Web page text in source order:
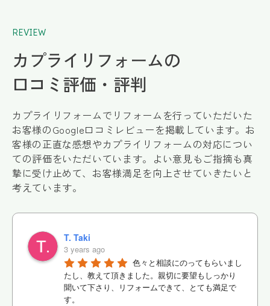
REVIEW
カプライリフォームの
口コミ評価・評判
カプライリフォームでリフォームを行っていただいた
お客様のGoogle口コミレビューを掲載しています。お
客様の正直な感想やカプライリフォームの対応につい
ての評価をいただいています。よい意見もご指摘も真
摯に受け止めて、お客様満足を向上させていきたいと
考えています。
T. Taki
3 years ago
色々と相談にのってもらいまし
たし、教えて頂きました。親切に要望もしっかり
聞いて下さり、リフォームできて、とても満足で
す。